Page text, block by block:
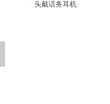
头戴话务耳机